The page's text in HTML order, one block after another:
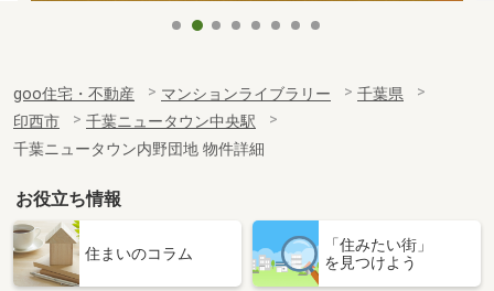
goo住宅・不動産 マンションライブラリー
千葉県
印西市
千葉ニュータウン中央駅
千葉ニュータウン内野団地 物件詳細
お役立ち情報
住まいのコラム
「住みたい街」
を見つけよう